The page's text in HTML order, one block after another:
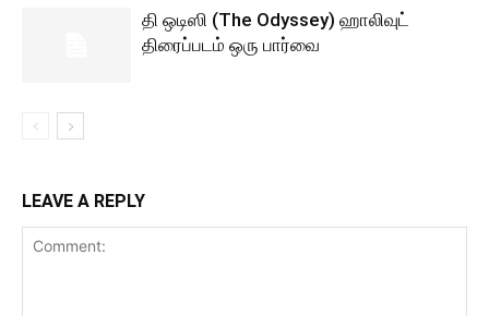
தி ஒடிஸி (The Odyssey) ஹாலிவுட்
திரைப்படம் ஒரு பார்வை
LEAVE A REPLY